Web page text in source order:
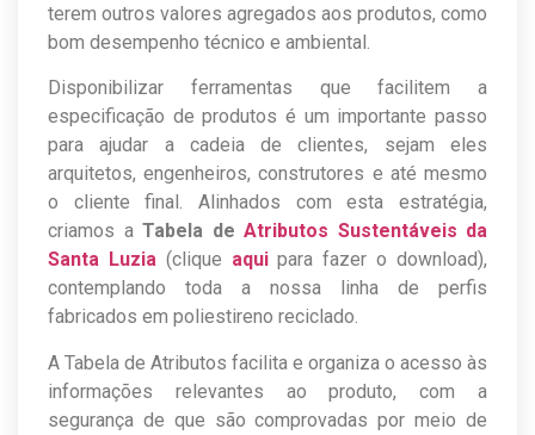
terem outros valores agregados aos produtos, como
bom desempenho técnico e ambiental.
Disponibilizar ferramentas que facilitem a
especificação de produtos é um importante passo
para ajudar a cadeia de clientes, sejam eles
arquitetos, engenheiros, construtores e até mesmo
o cliente final. Alinhados com esta estratégia,
criamos a Tabela de Atributos Sustentáveis da
Santa Luzia (clique aquipara fazer o download),
contemplando toda a nossa linha de perfis
fabricados em poliestireno reciclado.
A Tabela de Atributos facilita e organiza o acesso às
informações relevantes ao produto, com a
segurança de que são comprovadas por meio de